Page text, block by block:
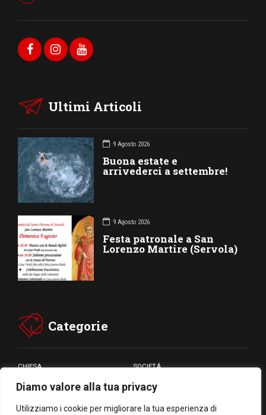
Diamo valore alla tua privacy
Utilizziamo i cookie per migliorare la tua esperienza di
Ultimi Articoli
9 Agosto 2026
Buona estate e
arrivederci a settembre!
9 Agosto 2026
Festa patronale a San
Lorenzo Martire (Servola)
Categorie
CHIESA SOCIETÁ
CARITÁ GIUBILEO
CULTURA MEDIA